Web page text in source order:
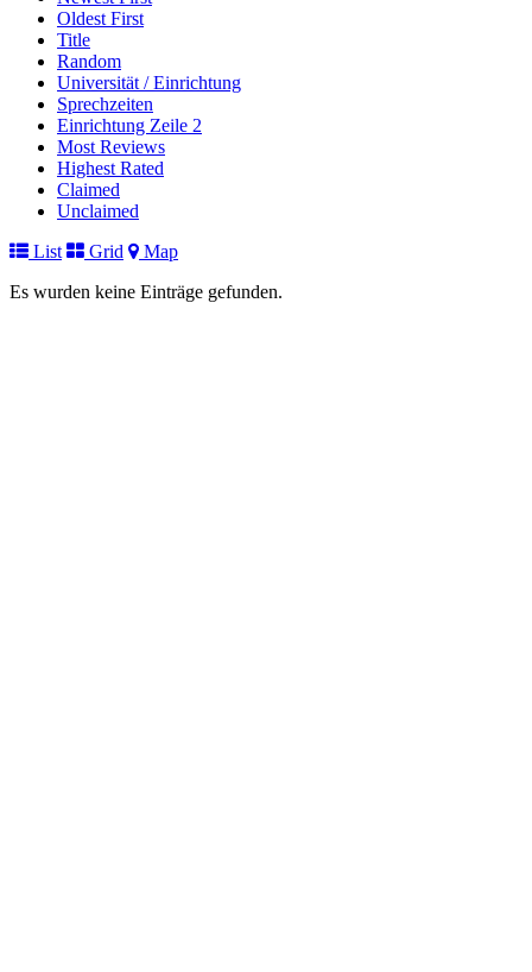
Oldest First
Title
Random
Universität / Einrichtung
Sprechzeiten
Einrichtung Zeile 2
Most Reviews
Highest Rated
Claimed
Unclaimed
List
Grid
Map
Es wurden keine Einträge gefunden.